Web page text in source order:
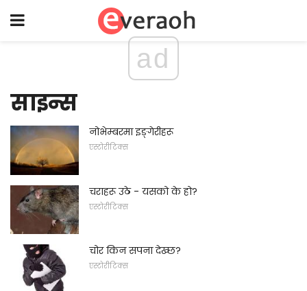
ad
साइन्स
नोभेम्बरमा इङ्गेरीहरू
एस्टोरीटिक्स
चराहरू उठे - यसको के हो?
एस्टोरीटिक्स
चोर किन सपना देख्छ?
एस्टोरीटिक्स